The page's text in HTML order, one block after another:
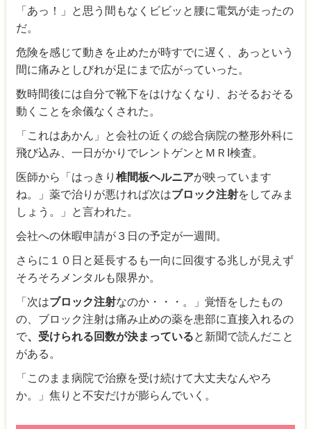
「あっ！」と思う間もなくビビッと腰に電気が走ったの
だ。
危険を感じて動きを止めたが時すでに遅く、あっという
間に痛みとしびれが足にまで広がっていった。
数時間後には自分で靴下をはけなくなり、おそるおそる
動くことを余儀なくされた。
「これはあかん」と会社の近くの総合病院の整形外科に
飛び込み、一日がかりでレントゲンとＭＲI検査。
医師から「はっきり椎間板ヘルニアが映っています
ね。」薬で治りが悪ければ次はブロック注射をしてみま
しょう。」と言われた。
会社への休暇申請が３日の予定が一週間。
さらに１０日と延長するも一向に回復する兆しが見えず
そろそろメンタルも限界か。
「次はブロック注射なのか・・・。」覚悟をしたもの
の、ブロック注射は痛み止めの薬を患部に直接入れるの
で、受けられる回数が決まっていると新聞で読んだこと
がある。
「このまま病院で治療を受け続けて大丈夫なんやろ
か。」焦りと不安だけが膨らんでいく。